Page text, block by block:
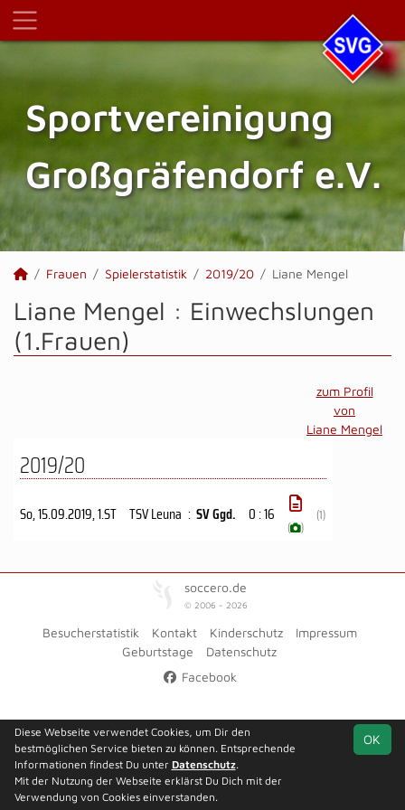
Sportvereinigung
Großgräfendorf e.V.
Frauen Spielerstatistik 2019/20 Liane Mengel
Liane Mengel : Einwechslungen
(1.Frauen)
zum Profil
von
Liane Mengel
2019/20
So, 15.09.2019, 1.ST TSV Leuna : SV Ggd. 0 : 16
( )
(1)
soccero.de
© 2006 - 2026
Besucherstatistik Kontakt Kinderschutz
Impressum
Geburtstage
Datenschutz
Facebook
OK
Diese Webseite verwendet Cookies, um Dir den
bestmöglichen Service bieten zu können. Entsprechende
Informationen findest Du unter Datenschutz.
Mit der Nutzung der Webseite erklärst Du Dich mit der
Verwendung von Cookies einverstanden.